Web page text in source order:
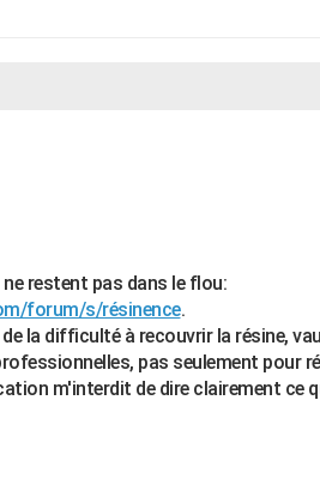
restent pas dans le flou:
forum/s/résinence.
la difficulté à recouvrir la résine,
pas seulement pour
m'interdit de dire clairement ce